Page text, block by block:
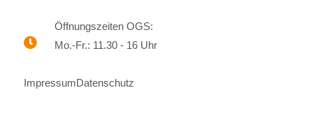
Öffnungszeiten OGS:
Mo.-Fr.: 11.30 - 16 Uhr
ImpressumDatenschutz